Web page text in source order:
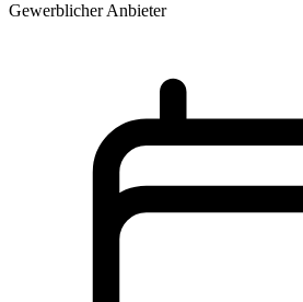
Gewerblicher Anbieter